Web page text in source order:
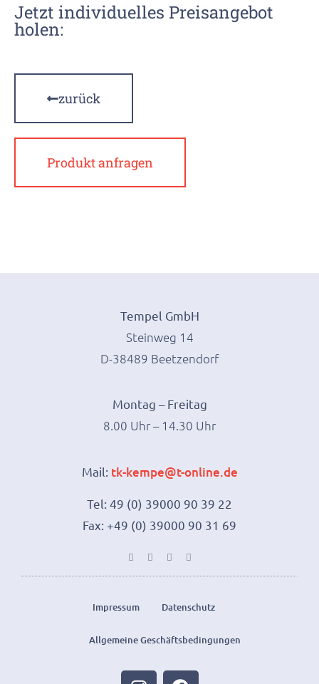
Jetzt individuelles Preisangebot
holen:
zurück
Produkt anfragen
Tempel GmbH
Steinweg 14
D-38489 Beetzendorf
Montag – Freitag
8.00 Uhr – 14.30 Uhr
Mail: tk-kempe@t-online.de
Tel: 49 (0) 39000 90 39 22
Fax: +49 (0) 39000 90 31 69
Impressum Datenschutz
Allgemeine Geschäftsbedingungen